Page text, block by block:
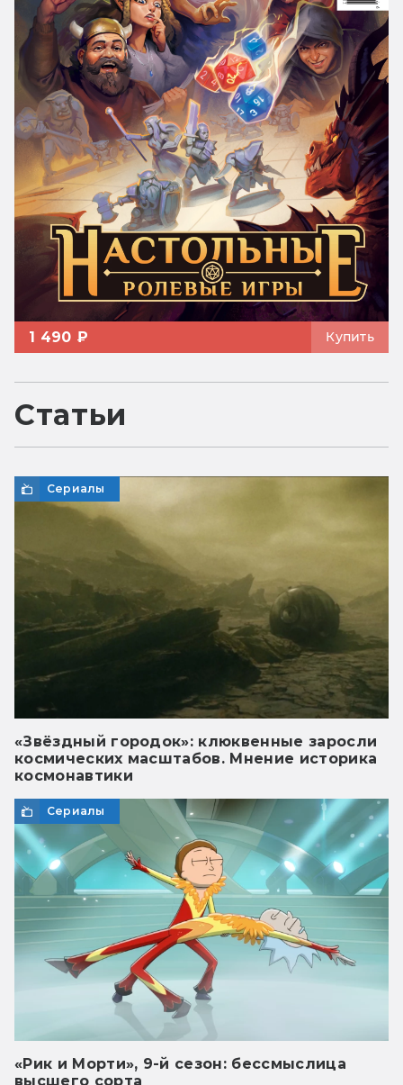
1 490 ₽ Купить
Статьи
Сериалы
«Звёздный городок»: клюквенные заросли
космических масштабов. Мнение историка
космонавтики
Сериалы
«Рик и Морти», 9-й сезон: бессмыслица
высшего сорта